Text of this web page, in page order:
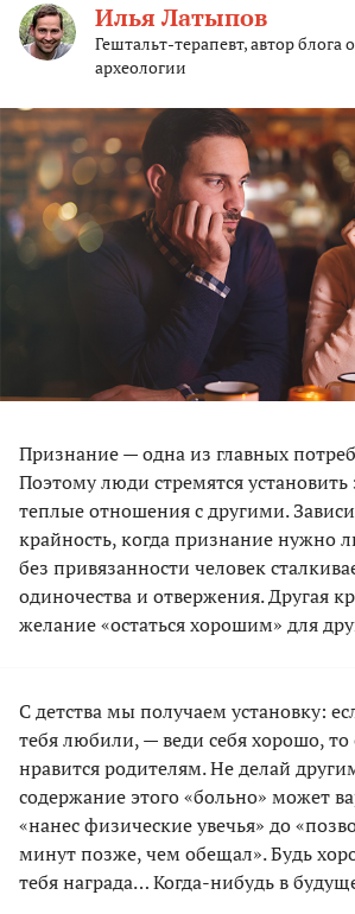
Илья Латыпов
Гештальт-терапевт, автор блога
археологии
Признание — одна из главных
Поэтому люди стремятся
теплые отношения с другими.
крайность, когда признание нужно
без привязанности человек
одиночества и отвержения. Другая
желание «остаться хорошим» для
С детства мы получаем установку:
тебя любили, — веди себя хорошо, то
нравится родителям. Не делай
содержание этого «больно» может
«нанес физические увечья» до
минут позже, чем обещал». Будь
тебя награда… Когда-нибудь в